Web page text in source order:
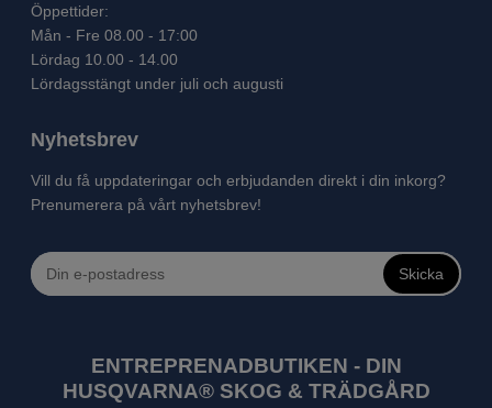
Öppettider:
Mån - Fre 08.00 - 17:00
Lördag 10.00 - 14.00
Lördagsstängt under juli och augusti
Nyhetsbrev
Vill du få uppdateringar och erbjudanden direkt i din inkorg?
Prenumerera på vårt nyhetsbrev!
Skicka
ENTREPRENADBUTIKEN - DIN
HUSQVARNA® SKOG & TRÄDGÅRD